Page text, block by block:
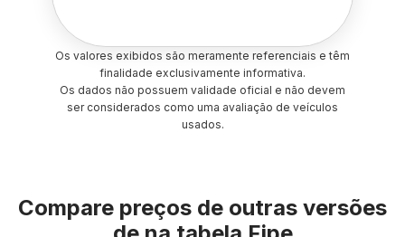
Os valores exibidos são meramente referenciais e têm
finalidade exclusivamente informativa.
Os dados não possuem validade oficial e não devem
ser considerados como uma avaliação de veículos
usados.
Compare preços de outras versões